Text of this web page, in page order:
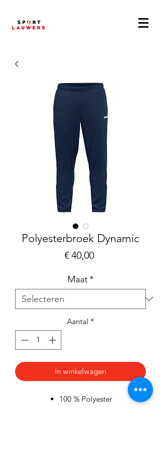
Polyesterbroek Dynamic
€ 40,00Prijs
Maat*
Aantal *
In winkelwagen
100 % Polyester